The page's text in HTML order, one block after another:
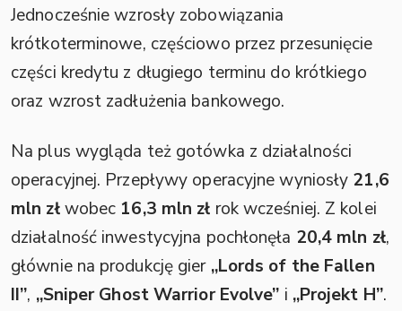
Jednocześnie wzrosły zobowiązania
krótkoterminowe, częściowo przez przesunięcie
części kredytu z długiego terminu do krótkiego
oraz wzrost zadłużenia bankowego.
Na plus wygląda też gotówka z działalności
operacyjnej. Przepływy operacyjne wyniosły 21,6
mln złwobec 16,3 mln zł rok wcześniej. Z kolei
działalność inwestycyjna pochłonęła 20,4 mln zł,
głównie na produkcję gier „Lords of the Fallen
II”, „Sniper Ghost Warrior Evolve” i „Projekt H”.